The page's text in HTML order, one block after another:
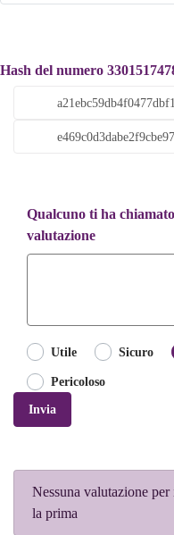
Hash del numero
Qualcuno ti ha
valutazione
Utile Sicuro
Pericoloso
Invia
Nessuna valutazione
la prima